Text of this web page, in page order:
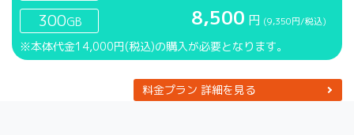
300GB 8,500 円 (9,350円/税込)
※本体代金14,000円(税込)の購入が必要となります。
料金プラン 詳細を見る